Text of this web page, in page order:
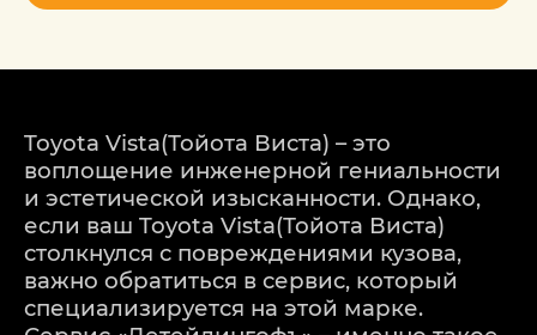
Toyota Vista(Тойота Виста) – это
воплощение инженерной гениальности
и эстетической изысканности. Однако,
если ваш Toyota Vista(Тойота Виста)
столкнулся с повреждениями кузова,
важно обратиться в сервис, который
специализируется на этой марке.